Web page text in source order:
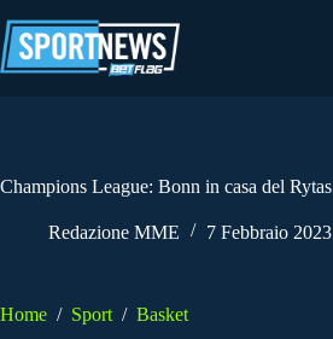
al
contenuto
Champions League: Bonn in casa del Rytas
Redazione MME 7 Febbraio 2023
Home / Sport / Basket